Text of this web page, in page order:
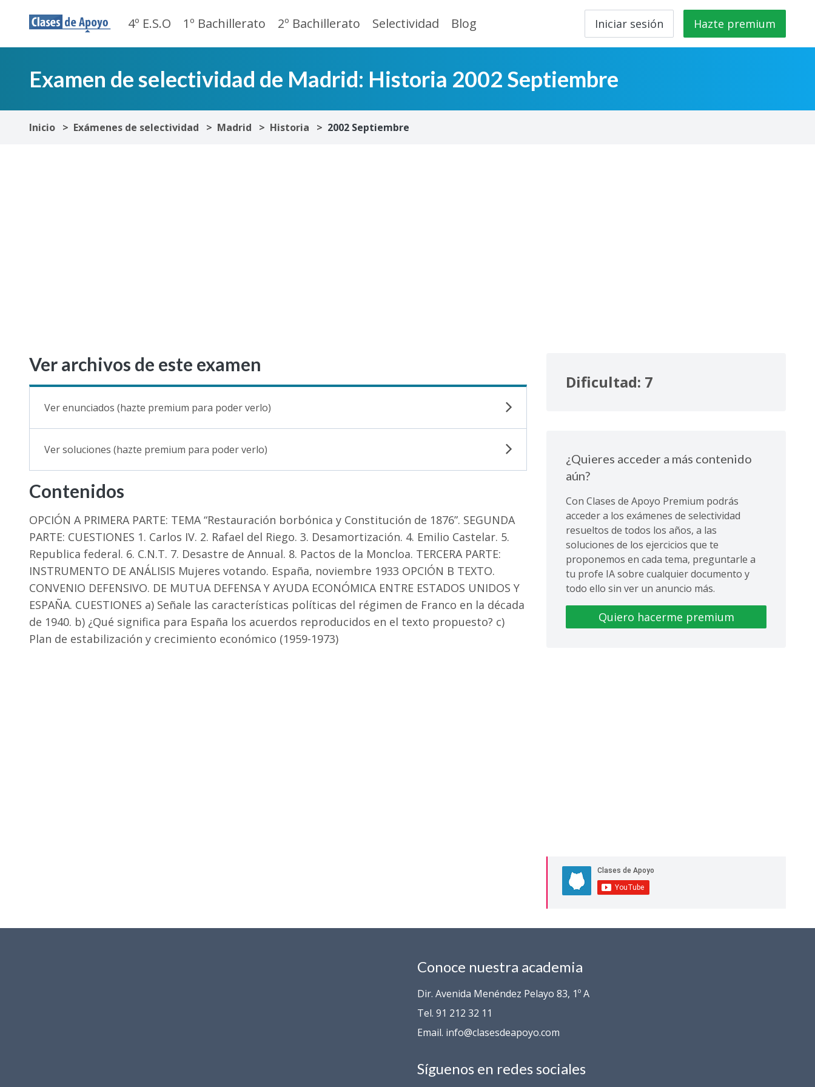
4º E.S.O 1º Bachillerato 2º Bachillerato Selectividad Blog Iniciar sesión Hazte premium
Examen de selectividad de Madrid: Historia 2002 Septiembre
Inicio Exámenes de selectividad Madrid Historia 2002 Septiembre
Ver archivos de este examen
Ver enunciados (hazte premium para poder verlo)
Ver soluciones (hazte premium para poder verlo)
Contenidos
OPCIÓN A PRIMERA PARTE: TEMA “Restauración borbónica y Constitución de 1876”. SEGUNDA
PARTE: CUESTIONES 1. Carlos IV. 2. Rafael del Riego. 3. Desamortización. 4. Emilio Castelar. 5.
Republica federal. 6. C.N.T. 7. Desastre de Annual. 8. Pactos de la Moncloa. TERCERA PARTE:
INSTRUMENTO DE ANÁLISIS Mujeres votando. España, noviembre 1933 OPCIÓN B TEXTO.
CONVENIO DEFENSIVO. DE MUTUA DEFENSA Y AYUDA ECONÓMICA ENTRE ESTADOS UNIDOS Y
ESPAÑA. CUESTIONES a) Señale las características políticas del régimen de Franco en la década
de 1940. b) ¿Qué significa para España los acuerdos reproducidos en el texto propuesto? c)
Plan de estabilización y crecimiento económico (1959-1973)
Dificultad: 7
¿Quieres acceder a más contenido
aún?
Con Clases de Apoyo Premium podrás
acceder a los exámenes de selectividad
resueltos de todos los años, a las
soluciones de los ejercicios que te
proponemos en cada tema, preguntarle a
tu profe IA sobre cualquier documento y
todo ello sin ver un anuncio más.
Quiero hacerme premium
Conoce nuestra academia
Dir. Avenida Menéndez Pelayo 83, 1º A
Tel. 91 212 32 11
Email. info@clasesdeapoyo.com
Síguenos en redes sociales